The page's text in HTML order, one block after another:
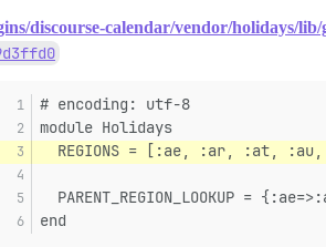
discourse-calendar/vendor/holidays/
# encoding: utf-8
module Holidays
REGIONS = [:ae, :ar, :at,
PARENT_REGION_LOOKUP =
end